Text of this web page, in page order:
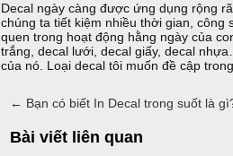
Decal ngày càng được ứng dụng rộng
chúng ta tiết kiệm nhiều thời gian, công
quen trong hoạt động hằng ngày của
trắng, decal lưới, decal giấy, decal
của nó. Loại decal tôi muốn đề cập
← Bạn có biết In Decal trong suốt là
Bài viết liên quan